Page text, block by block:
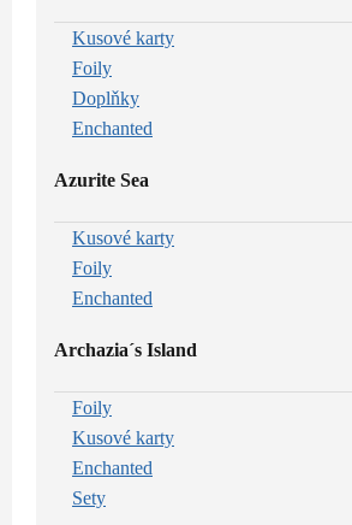
Kusové karty
Foily
Doplňky
Enchanted
Azurite Sea
Kusové karty
Foily
Enchanted
Archazia´s Island
Foily
Kusové karty
Enchanted
Sety